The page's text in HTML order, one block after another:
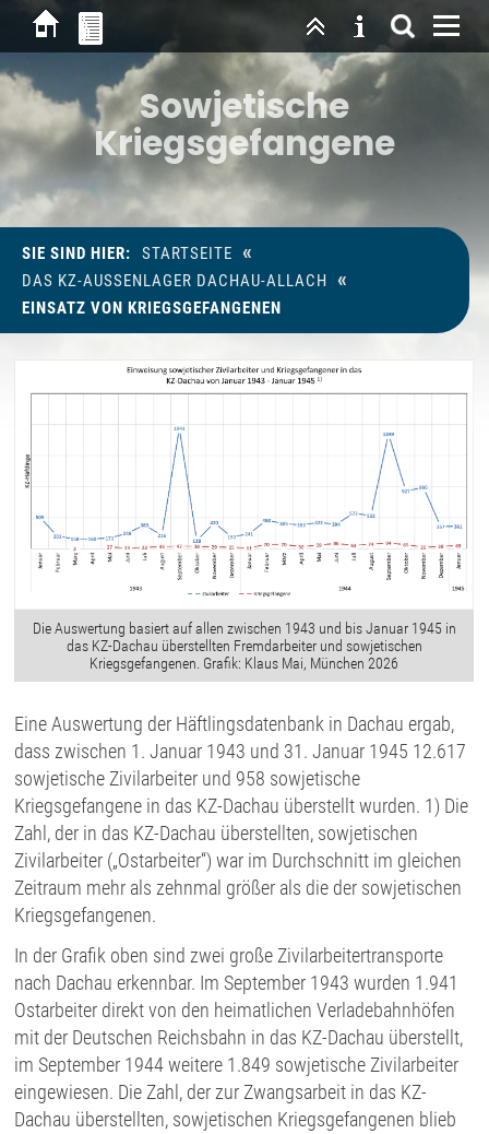
Sowjetische
Kriegsgefangene
SIE SIND HIER: STARTSEITE «
DAS KZ-AUSSENLAGER DACHAU-ALLACH «
EINSATZ VON KRIEGSGEFANGENEN
Die Auswertung basiert auf allen zwischen 1943 und bis Januar 1945 in
das KZ-Dachau überstellten Fremdarbeiter und sowjetischen
Kriegsgefangenen. Grafik: Klaus Mai, München 2026
Eine Auswertung der Häftlingsdatenbank in Dachau ergab,
dass zwischen 1. Januar 1943 und 31. Januar 1945 12.617
sowjetische Zivilarbeiter und 958 sowjetische
Kriegsgefangene in das KZ-Dachau überstellt wurden. 1) Die
Zahl, der in das KZ-Dachau überstellten, sowjetischen
Zivilarbeiter („Ostarbeiter“) war im Durchschnitt im gleichen
Zeitraum mehr als zehnmal größer als die der sowjetischen
Kriegsgefangenen.
In der Grafik oben sind zwei große Zivilarbeitertransporte
nach Dachau erkennbar. Im September 1943 wurden 1.941
Ostarbeiter direkt von den heimatlichen Verladebahnhöfen
mit der Deutschen Reichsbahn in das KZ-Dachau überstellt,
im September 1944 weitere 1.849 sowjetische Zivilarbeiter
eingewiesen. Die Zahl, der zur Zwangsarbeit in das KZ-
Dachau überstellten, sowjetischen Kriegsgefangenen blieb